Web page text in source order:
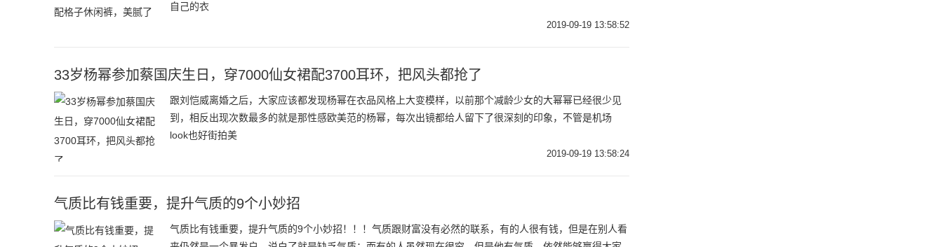
自己的衣
2019-09-19 13:58:52
33岁杨幂参加蔡国庆生日，穿7000仙女裙配3700耳环，把风头都抢了
跟刘恺威离婚之后，大家应该都发现杨幂在衣品风格上大变模样，以前那个减龄少女的大幂幂已经很少见
到，相反出现次数最多的就是那性感欧美范的杨幂，每次出镜都给人留下了很深刻的印象，不管是机场
look也好街拍美
2019-09-19 13:58:24
气质比有钱重要，提升气质的9个小妙招
气质比有钱重要，提升气质的9个小妙招！！！气质跟财富没有必然的联系，有的人很有钱，但是在别人看